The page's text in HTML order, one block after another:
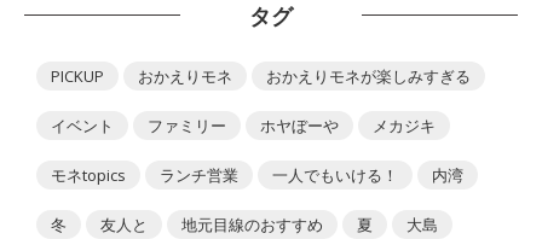
タグ
PICKUP おかえりモネ おかえりモネが楽しみすぎる
イベント ファミリー ホヤぼーや メカジキ
モネtopics ランチ営業 一人でもいける！ 内湾
冬 友人と 地元目線のおすすめ 夏 大島